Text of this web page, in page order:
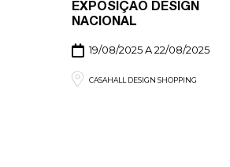
EXPOSIÇÃO DESIGN
NACIONAL
19/08/2025 A 22/08/2025
CASAHALL DESIGN SHOPPING